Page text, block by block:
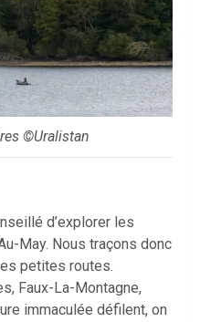
©Uralistan
d’explorer les
May. Nous traçons donc
petites routes.
Faux-La-Montagne,
immaculée défilent, on